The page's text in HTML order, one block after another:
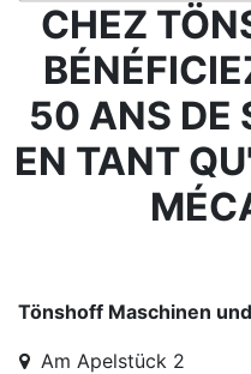
CHEZ
50 ANS DE
EN TANT
Tönshoff Maschinen
Am Apelstück 2